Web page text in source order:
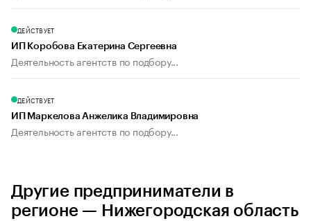
ДЕЙСТВУЕТ
ИП Коробова Екатерина Сергеевна
Деятельность агентств по подбору...
ДЕЙСТВУЕТ
ИП Маркелова Анжелика Владимировна
Деятельность агентств по подбору...
Другие предприниматели в
регионе — Нижегородская область